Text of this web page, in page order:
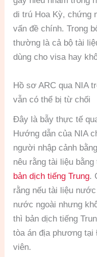
di trú Hoa Kỳ, chứng
vấn đề chính. Trong
thường là cả bộ tài
dùng cho visa hay
Hồ sơ ARC qua NIA
vẫn có thể bị từ chối
Đây là bẫy thực tế
Hướng dẫn của NIA
người nhập cảnh
nêu rằng tài liệu
bản dịch tiếng Trung.
rằng nếu tài liệu
nước ngoài nhưng
thì bản dịch tiếng
tòa án địa phương
viên.